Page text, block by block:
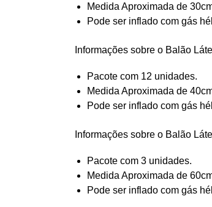
Medida Aproximada de
Pode ser inflado com gás
Informações sobre o Balão
Pacote com 12 unidades.
Medida Aproximada de
Pode ser inflado com gás
Informações sobre o Balão
Pacote com 3 unidades.
Medida Aproximada de
Pode ser inflado com gás